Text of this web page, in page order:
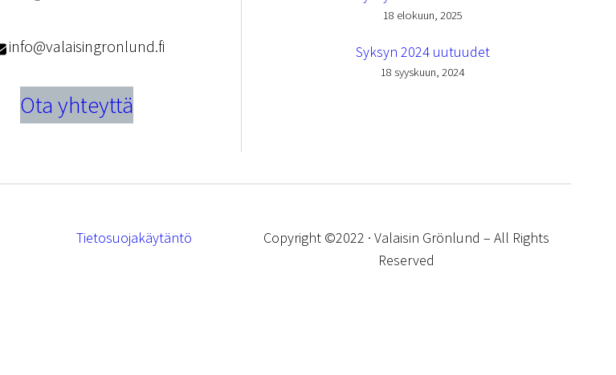
info@valaisingronlund.fi
Ota yhteyttä
18 elokuun, 2025
Syksyn 2024 uutuudet
18 syyskuun, 2024
Tietosuojakäytäntö
Copyright ©2022 · Valaisin Grönlund – All Rights
Reserved